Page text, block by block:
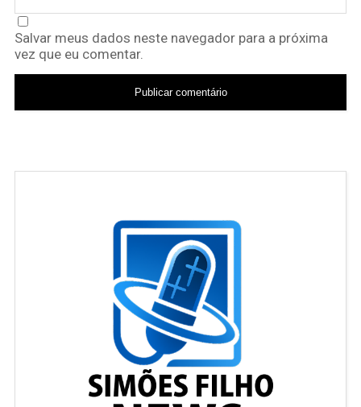
Salvar meus dados neste navegador para a próxima
vez que eu comentar.